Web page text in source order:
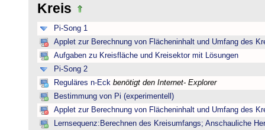
Kreis
Pi-Song 1
Applet zur Berechnung von Flächeninhalt und Umfang des
Aufgaben zu Kreisfläche und Kreisektor mit Lösungen
Pi-Song 2
Reguläres n-Eck benötigt den Internet- Explorer
Bestimmung von Pi (experimentell)
Applet zur Berechnung von Flächeninhalt und Umfang des
Lernsequenz:Berechnen des Kreisumfangs; Anschauliche